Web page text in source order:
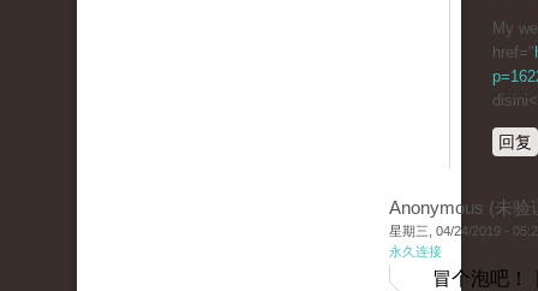
My
href="
回复
Anonymous (未验
星期三, 04/24/2019 -
永久连接
冒个泡吧！